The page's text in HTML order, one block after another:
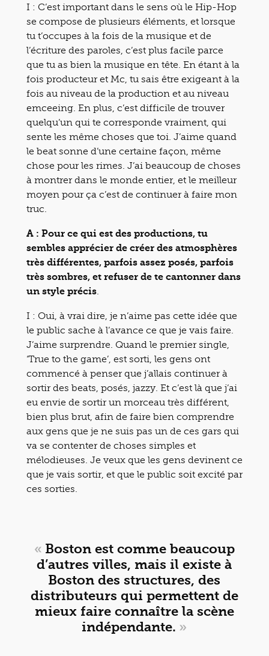
I : C’est important dans le sens où le Hip-Hop
se compose de plusieurs éléments, et lorsque
tu t’occupes à la fois de la musique et de
l’écriture des paroles, c’est plus facile parce
que tu as bien la musique en tête. En étant à la
fois producteur et Mc, tu sais être exigeant à la
fois au niveau de la production et au niveau
emceeing. En plus, c’est difficile de trouver
quelqu’un qui te corresponde vraiment, qui
sente les même choses que toi. J’aime quand
le beat sonne d’une certaine façon, même
chose pour les rimes. J’ai beaucoup de choses
à montrer dans le monde entier, et le meilleur
moyen pour ça c’est de continuer à faire mon
truc.
A : Pour ce qui est des productions, tu
sembles apprécier de créer des atmosphères
très différentes, parfois assez posés, parfois
très sombres, et refuser de te cantonner dans
un style précis
I : Oui, à vrai dire, je n’aime pas cette idée que
le public sache à l’avance ce que je vais faire.
J’aime surprendre. Quand le premier single,
‘True to the game’, est sorti, les gens ont
commencé à penser que j’allais continuer à
sortir des beats, posés, jazzy. Et c’est là que j’ai
eu envie de sortir un morceau très différent,
bien plus brut, afin de faire bien comprendre
aux gens que je ne suis pas un de ces gars qui
va se contenter de choses simples et
mélodieuses. Je veux que les gens devinent ce
que je vais sortir, et que le public soit excité par
ces sorties.
« Boston est comme beaucoup
d’autres villes, mais il existe à
Boston des structures, des
distributeurs qui permettent de
mieux faire connaître la scène
indépendante. »